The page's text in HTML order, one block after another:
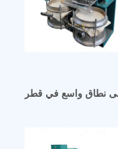
نطاق واسع في قطر